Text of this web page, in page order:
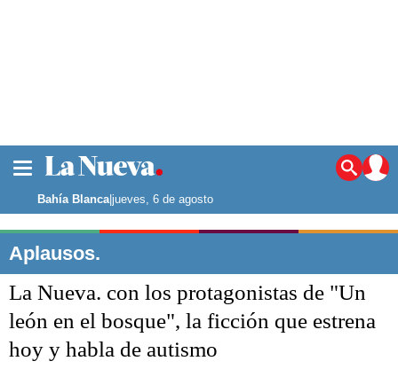
Noticias
La ciudad
Punta Alta
El mundo
Seguridad
Deportes
Escenario Olímpico
Bahía Blanca|jueves, 6 de agosto
Aplausos.
La Nueva. con los protagonistas de "Un
león en el bosque", la ficción que estrena
hoy y habla de autismo